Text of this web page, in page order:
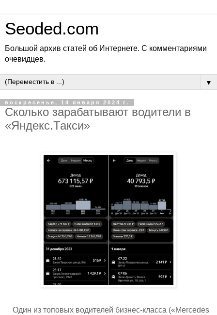
Seoded.com
Большой архив статей об Интернете. С комментариями
очевидцев.
▼
воскресенье, 14 января 2024 г.
Сколько зарабатывают водители в
«Яндекс.Такси»
Один из топовых водителей бизнес-класса («Mercedes